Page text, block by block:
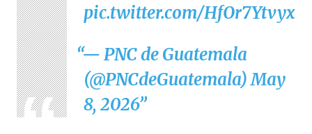
pic.twitter.com/HfOr7Ytvyx
— PNC de Guatemala
(@PNCdeGuatemala)May
8, 2026